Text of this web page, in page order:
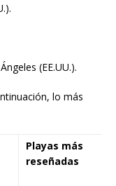
(EE.UU.).
lo más
️Playas más
reseñadas